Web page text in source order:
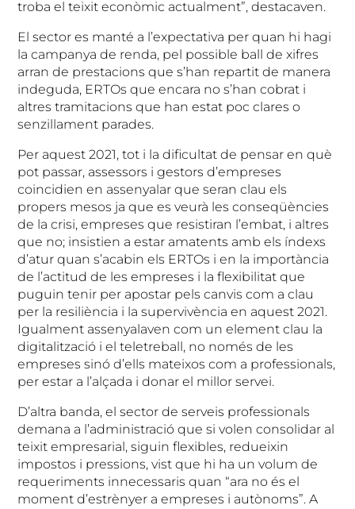
troba el teixit econòmic actualment”, destacaven.
El sector es manté a l’expectativa per quan hi hagi
la campanya de renda, pel possible ball de xifres
arran de prestacions que s’han repartit de manera
indeguda, ERTOs que encara no s’han cobrat i
altres tramitacions que han estat poc clares o
senzillament parades.
Per aquest 2021, tot i la dificultat de pensar en què
pot passar, assessors i gestors d’empreses
coincidien en assenyalar que seran clau els
propers mesos ja que es veurà les conseqüències
de la crisi, empreses que resistiran l’embat, i altres
que no; insistien a estar amatents amb els índexs
d’atur quan s’acabin els ERTOs i en la importància
de l’actitud de les empreses i la flexibilitat que
puguin tenir per apostar pels canvis com a clau
per la resiliència i la supervivència en aquest 2021.
Igualment assenyalaven com un element clau la
digitalització i el teletreball, no només de les
empreses sinó d’ells mateixos com a professionals,
per estar a l’alçada i donar el millor servei.
D’altra banda, el sector de serveis professionals
demana a l’administració que si volen consolidar al
teixit empresarial, siguin flexibles, redueixin
impostos i pressions, vist que hi ha un volum de
requeriments innecessaris quan “ara no és el
moment d’estrènyer a empreses i autònoms”. A